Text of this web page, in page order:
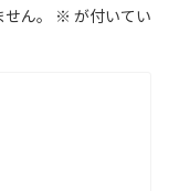
ん。 ※ が付いてい